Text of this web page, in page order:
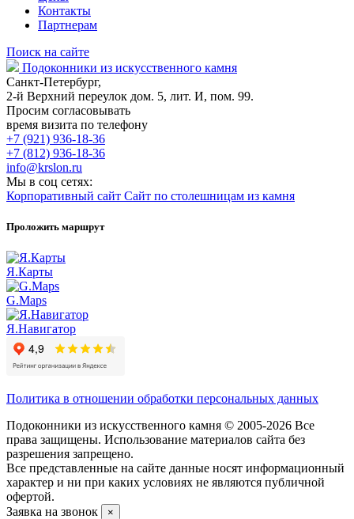
Контакты
Партнерам
Поиск на сайте
Подоконники из искусственного камня
Санкт-Петербург,
2-й Верхний переулок дом. 5, лит. И, пом. 99.
Просим согласовывать
время визита по телефону
+7 (921) 936-18-36
+7 (812) 936-18-36
info@krslon.ru
Мы в соц сетях:
Корпоративный сайт Сайт по столешницам из камня
Проложить маршрут
Я.Карты
G.Maps
Я.Навигатор
Политика в отношении обработки персональных данных
Подоконники из искусственного камня © 2005-2026 Все
права защищены. Использование материалов сайта без
разрешения запрещено.
Все представленные на сайте данные носят информационный
характер и ни при каких условиях не являются публичной
офертой.
Заявка на звонок
×